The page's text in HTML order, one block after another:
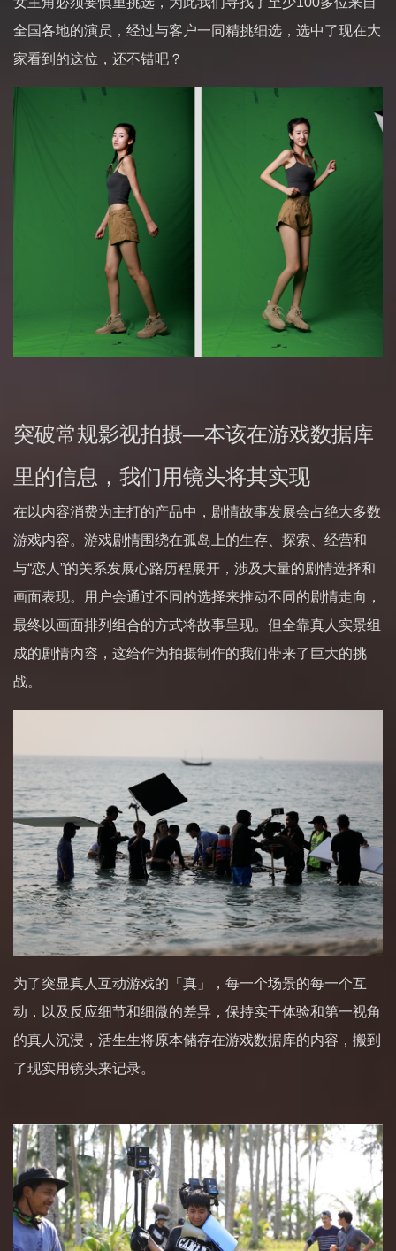
全国各地的演员，经过与客户一同精挑细选，选中了现在大
家看到的这位，还不错吧？
突破常规影视拍摄—本该在游戏数据库
里的信息，我们用镜头将其实现
在以内容消费为主打的产品中，剧情故事发展会占绝大多数
游戏内容。游戏剧情围绕在孤岛上的生存、探索、经营和
与“恋人”的关系发展心路历程展开，涉及大量的剧情选择和
画面表现。用户会通过不同的选择来推动不同的剧情走向，
最终以画面排列组合的方式将故事呈现。但全靠真人实景组
成的剧情内容，这给作为拍摄制作的我们带来了巨大的挑
战。
为了突显真人互动游戏的「真」，每一个场景的每一个互
动，以及反应细节和细微的差异，保持实干体验和第一视角
的真人沉浸，活生生将原本储存在游戏数据库的内容，搬到
了现实用镜头来记录。